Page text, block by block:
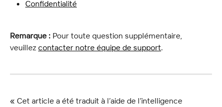
Confidentialité
Remarque : Pour toute question supplémentaire,
veuillez contacter notre équipe de support.
« Cet article a été traduit à l’aide de l’intelligence